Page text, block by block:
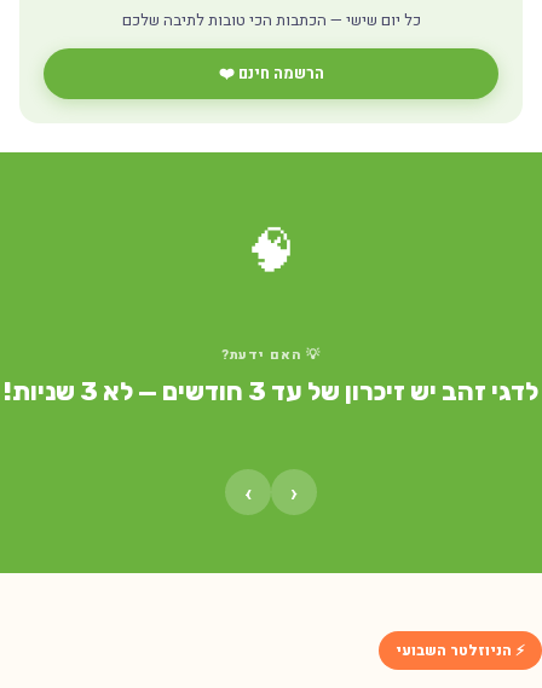
כל יום שישי — הכתבות הכי טובות לתיבה שלכם
הרשמה חינם ❤️
🧠
💡 האם ידעת?
זהב יש זיכרון של עד 3 חודשים — לא 3 שניות!
⚡ הניוזלטר השבועי